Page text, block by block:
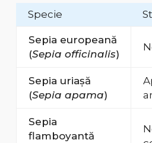
Specie
Sepia europeană
(Sepia officinalis)
Sepia uriașă
(Sepia apama)
Sepia
flamboyantă